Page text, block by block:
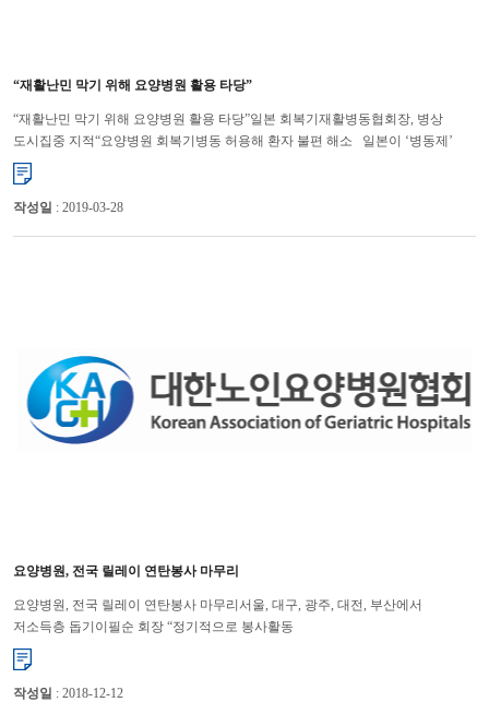
“재활난민 막기 위해 요양병원 활용 타당”
“재활난민 막기 위해 요양병원 활용 타당”일본 회복기재활병동협회장, 병상
도시집중 지적“요양병원 회복기병동 허용해 환자 불편 해소 일본이 ‘병동제’
방식으로 회복기재활의료를 시행한 결과 대도시에 ...
작성일 : 2019-03-28
요양병원, 전국 릴레이 연탄봉사 마무리
요양병원, 전국 릴레이 연탄봉사 마무리서울, 대구, 광주, 대전, 부산에서
저소득층 돕기이필순 회장 “정기적으로 봉사활동
참여” 대한노인요양병원협회(회장 이필순)가 주최한 ‘2018 연탄봉사...
작성일 : 2018-12-12